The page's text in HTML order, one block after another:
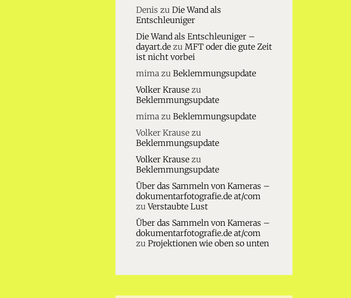
Denis zu Die Wand als
Entschleuniger
Die Wand als Entschleuniger –
dayart.dezu MFT oder die gute Zeit
ist nicht vorbei
mimazu Beklemmungsupdate
Volker Krausezu
Beklemmungsupdate
mimazu Beklemmungsupdate
Volker Krausezu
Beklemmungsupdate
Volker Krausezu
Beklemmungsupdate
Über das Sammeln von Kameras –
dokumentarfotografie.de at/com
zuVerstaubte Lust
Über das Sammeln von Kameras –
dokumentarfotografie.de at/com
zu Projektionen wie oben so unten